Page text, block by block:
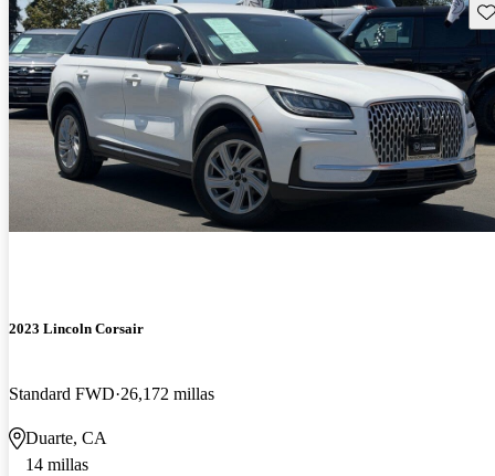
2023 Lincoln Corsair
Standard FWD 26,172 millas
Duarte, CA
14 millas